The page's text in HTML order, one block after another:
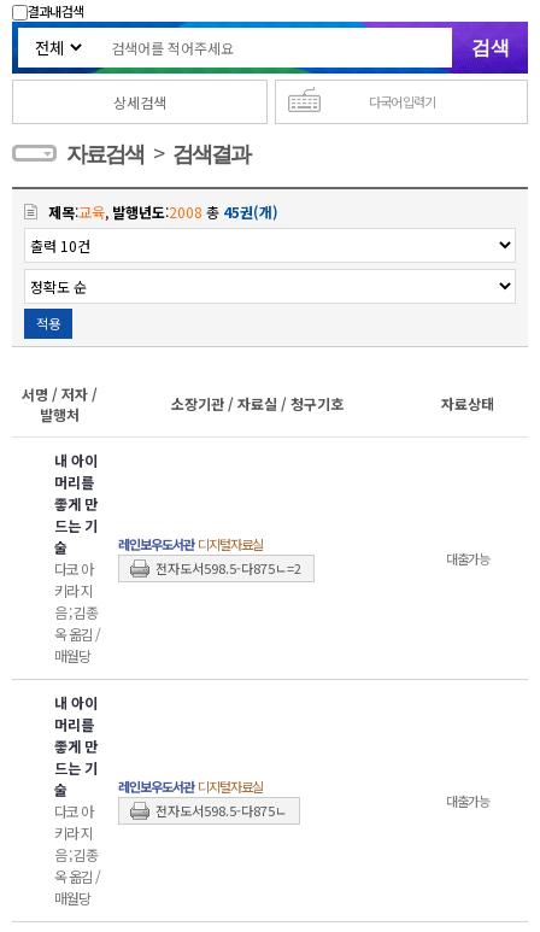
결과내 검색
상세검색 다국어 입력기
자료검색 > 검색결과
제목:교육, 발행년도:2008 총 45권(개)
적용
서명 / 저자 /
발행처
소장기관 / 자료실 / 청구기호 자료상태
내 아이
머리를
좋게 만
드는 기
술
다코 아
키라 지
음 ; 김종
옥 옮김 /
매월당
레인보우도서관 디지털자료실
전자도서598.5-다875ㄴ=2
대출가능
내 아이
머리를
좋게 만
드는 기
술
다코 아
키라 지
음 ; 김종
옥 옮김 /
매월당
레인보우도서관 디지털자료실
전자도서598.5-다875ㄴ
대출가능